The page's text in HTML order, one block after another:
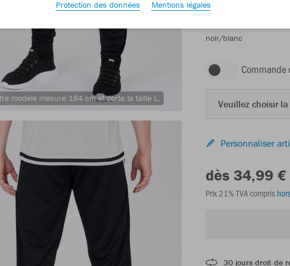
modèle mesure 184 cm et porte la taille L.
noir/blanc
Veuillez choisir
Personnaliser
dès 34,99 €
Prix 21% TVA compris
30 jours droit de
Protection des données Mentions légales